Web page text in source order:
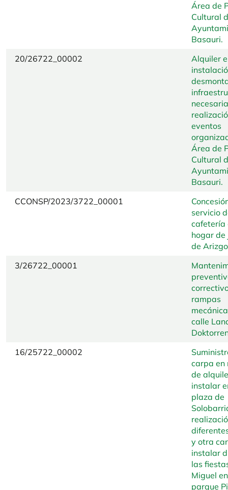
Área de
Cultural
Basauri.
20/26722_00002
Alquiler e
eventos
Área de
Cultural
Basauri.
CCONSP/2023/3722_00001
servicio
cafetería
hogar
de
3/26722_00001
rampas
calle
16/25722_00002
carpa en
de
instalar
plaza de
y otra
instalar
las
Miguel
parque